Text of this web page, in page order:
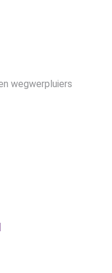
wegwerpluiers